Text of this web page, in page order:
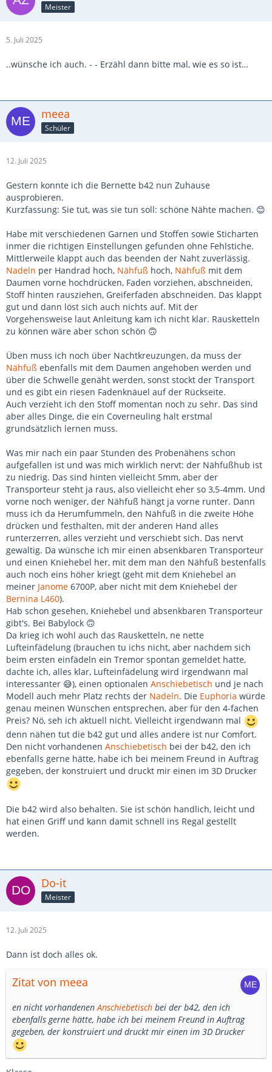
Meister
5. Juli 2025
..wünsche ich auch. - - Erzähl dann bitte mal, wie es so ist…
meea
Schüler
12. Juli 2025
Gestern konnte ich die Bernette b42 nun Zuhause
ausprobieren.
Kurzfassung: Sie tut, was sie tun soll: schöne Nähte machen. 😊
Habe mit verschiedenen Garnen und Stoffen sowie Sticharten
inmer die richtigen Einstellungen gefunden ohne Fehlstiche.
Mittlerweile klappt auch das beenden der Naht zuverlässig.
Nadeln per Handrad hoch, Nähfuß hoch, Nähfuß mit dem
Daumen vorne hochdrücken, Faden vorziehen, abschneiden,
Stoff hinten rausziehen, Greiferfaden abschneiden. Das klappt
gut und dann löst sich auch nichts auf. Mit der
Vorgehensweise laut Anleitung kam ich nicht klar. Rausketteln
zu können wäre aber schon schön 🙃
Üben muss ich noch über Nachtkreuzungen, da muss der
Nähfuß ebenfalls mit dem Daumen angehoben werden und
über die Schwelle genäht werden, sonst stockt der Transport
und es gibt ein riesen Fadenknäuel auf der Rückseite.
Auch verzieht ich den Stoff momentan noch zu sehr. Das sind
aber alles Dinge, die ein Coverneuling halt erstmal
grundsätzlich lernen muss.
Was mir nach ein paar Stunden des Probenähens schon
aufgefallen ist und was mich wirklich nervt: der Nähfußhub ist
zu niedrig. Das sind hinten vielleicht 5mm, aber der
Transporteur steht ja raus, also vielleicht eher so 3,5-4mm. Und
vorne noch weniger, der Nähfuß hängt ja vorne runter. Dann
muss ich da Herumfummeln, den Nähfuß in die zweite Höhe
drücken und festhalten, mit der anderen Hand alles
runterzerren, alles verzieht und verschiebt sich. Das nervt
gewaltig. Da wünsche ich mir einen absenkbaren Transporteur
und einen Kniehebel her, mit dem man den Nähfuß bestenfalls
auch noch eins höher kriegt (geht mit dem Kniehebel an
meiner Janome 6700P, aber nicht mit dem Kniehebel der
Bernina L460).
Hab schon gesehen, Kniehebel und absenkbaren Transporteur
gibt's. Bei Babylock 🙃
Da krieg ich wohl auch das Rausketteln, ne nette
Lufteinfädelung (brauchen tu ichs nicht, aber nachdem sich
beim ersten einfädeln ein Tremor spontan gemeldet hatte,
dachte ich, alles klar, Lufteinfädelung wird irgendwann mal
interessanter 😅), einen optionalen Anschiebetisch und je nach
Modell auch mehr Platz rechts der Nadeln. Die Euphoria würde
genau meinen Wünschen entsprechen, aber für den 4-fachen
Preis? Nö, seh ich aktuell nicht. Vielleicht irgendwann mal
denn nähen tut die b42 gut und alles andere ist nur Comfort.
Den nicht vorhandenen Anschiebetisch bei der b42, den ich
ebenfalls gerne hätte, habe ich bei meinem Freund in Auftrag
gegeben, der konstruiert und druckt mir einen im 3D Drucker
Die b42 wird also behalten. Sie ist schön handlich, leicht und
hat einen Griff und kann damit schnell ins Regal gestellt
werden.
Do-it
Meister
12. Juli 2025
Dann ist doch alles ok.
Zitat von meea
en nicht vorhandenenAnschiebetisch bei der b42, den ich
ebenfalls gerne hätte, habe ich bei meinem Freund in Auftrag
gegeben, der konstruiert und druckt mir einen im 3D Drucker